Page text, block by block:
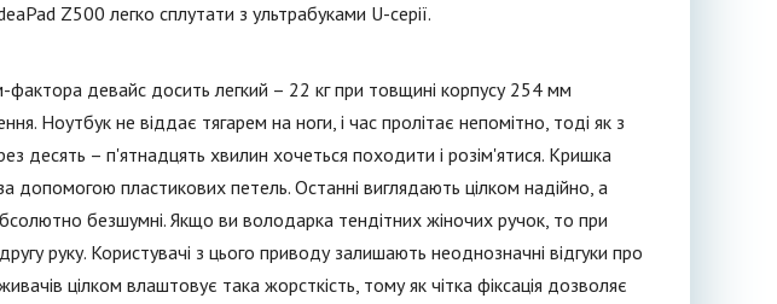
Z500 легко сплутати з ультрабуками U-серії.
девайс досить легкий – 22 кг при товщині корпусу 254 мм
Ноутбук не віддає тягарем на ноги, і час пролітає непомітно, тоді як з
десять – п'ятнадцять хвилин хочеться походити і розім'ятися. Кришка
допомогою пластикових петель. Останні виглядають цілком надійно, а
безшумні. Якщо ви володарка тендітних жіночих ручок, то при
руку. Користувачі з цього приводу залишають неоднозначні відгуки про
цілком влаштовує така жорсткість, тому як чітка фіксація дозволяє